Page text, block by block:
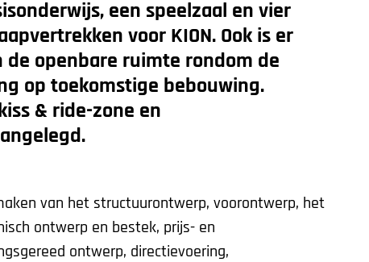
een speelzaal en vier
voor KION. Ook is er
de openbare ruimte rondom de
op toekomstige bebouwing.
& ride-zone en
van het structuurontwerp, voorontwerp, het
ontwerp en bestek, prijs- en
ontwerp, directievoering,